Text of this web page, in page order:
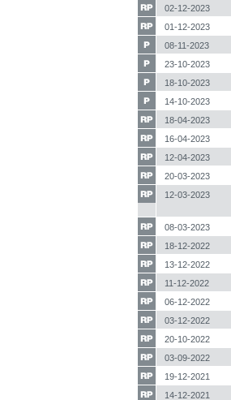
02-12-2023
01-12-2023
08-11-2023
23-10-2023
18-10-2023
14-10-2023
18-04-2023
16-04-2023
12-04-2023
20-03-2023
12-03-2023
08-03-2023
18-12-2022
13-12-2022
11-12-2022
06-12-2022
03-12-2022
20-10-2022
03-09-2022
19-12-2021
14-12-2021